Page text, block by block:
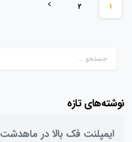
1
2
جستجو برای:
نوشته‌های تازه
ایمپلنت فک بالا در ماهدشت